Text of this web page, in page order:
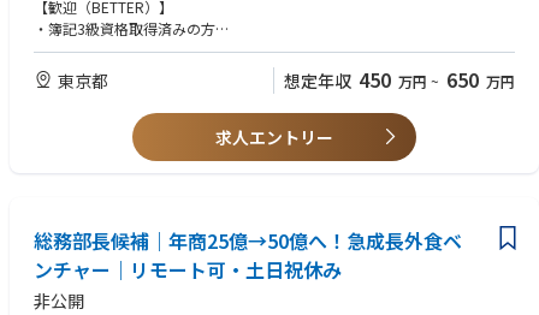
アルの整備、訓練の企画·運営、
・保険関連業務
火災保険、賠償責任保険、役員傷害保険、労災上乗せ保険、海外旅行保険
ループ全体に関係する保険の更改、
資料収集、保険会社·代理店との調整、保険料削減·補償内容見直し等
【歓迎（BETTER）】
・簿記3級資格取得済みの方
【求める人物像】
・社内外問わず、他者と積極的にコミュニケーションをとれる方
・自ら企画立案し、考えを臆することなく伝えることができる方
・自ら学ぶ意欲があり、他者からの意見も真摯に受け止めることができる
東京都 想定年収 450 万円 ~ 650 万円
求人エントリー
総務部長候補｜年商25億→50億へ！急成長外食ベ
ンチャー｜リモート可・土日祝休み
非公開